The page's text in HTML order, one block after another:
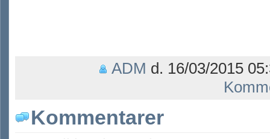
ADM d. 16/03/2015
Kommentarer